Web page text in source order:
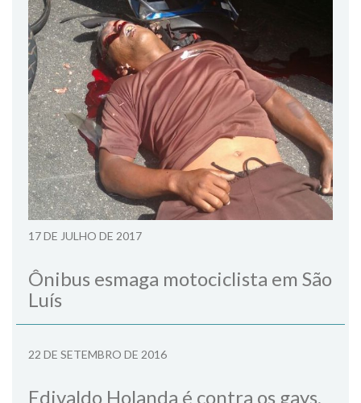
17 DE JULHO DE 2017
Ônibus esmaga motociclista em São
Luís
22 DE SETEMBRO DE 2016
Edivaldo Holanda é contra os gays,